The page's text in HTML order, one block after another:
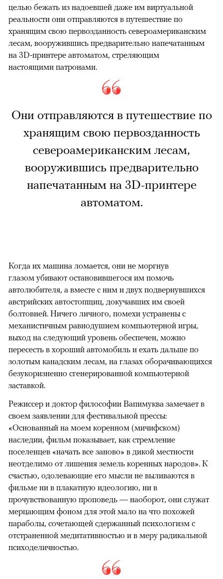
целью бежать из надоевшей даже им виртуальной
реальности они отправляются в путешествие по
хранящим свою первозданность североамериканским
лесам, вооружившись предварительно напечатанным
на 3D-принтере автоматом, стреляющим
настоящими патронами.
Они отправляются в путешествие по
хранящим свою первозданность
североамериканским лесам,
вооружившись предварительно
напечатанным на 3D-принтере
автоматом.
Когда их машина ломается, они не моргнув
глазом убивают остановившегося им помочь
автолюбителя, а вместе с ним и двух подвернувшихся
австрийских автостопщиц, докучавших им своей
болтовней. Ничего личного, помехи устранены с
механистичным равнодушием компьютерной игры,
выход на следующий уровень обеспечен, можно
пересесть в хороший автомобиль и ехать дальше по
золотым канадским лесам, на глазах оборачивающихся
безукоризненно сгенерированной компьютерной
заставкой.
Режиссер и доктор философии Вапимуква замечает в
своем заявлении для фестивальной прессы:
«Основанный на моем коренном (мичифском)
наследии, фильм показывает, как стремление
поселенцев «начать все заново» в дикой местности
неотделимо от лишения земель коренных народов». К
счастью, одолевающие его мысли не выливаются в
фильме ни в плакатную идеологию, ни в
прочувствованную проповедь — наоборот, они служат
мерцающим фоном для этой мало на что похожей
параболы, сочетающей сдержанный психологизм с
отстраненной медитативностью и в меру радикальной
психоделичностью.